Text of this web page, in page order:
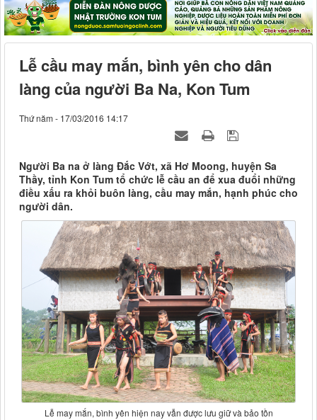
Lễ cầu may mắn, bình yên cho dân
làng của người Ba Na, Kon Tum
Thứ năm - 17/03/2016 14:17
Người Ba na ở làng Đắc Vớt, xã Hơ Moong, huyện Sa
Thầy, tỉnh Kon Tum tổ chức lễ cầu an để xua đuổi những
điều xấu ra khỏi buôn làng, cầu may mắn, hạnh phúc cho
người dân.
Lễ may mắn, bình yên hiện nay vẫn được lưu giữ và bảo tồn